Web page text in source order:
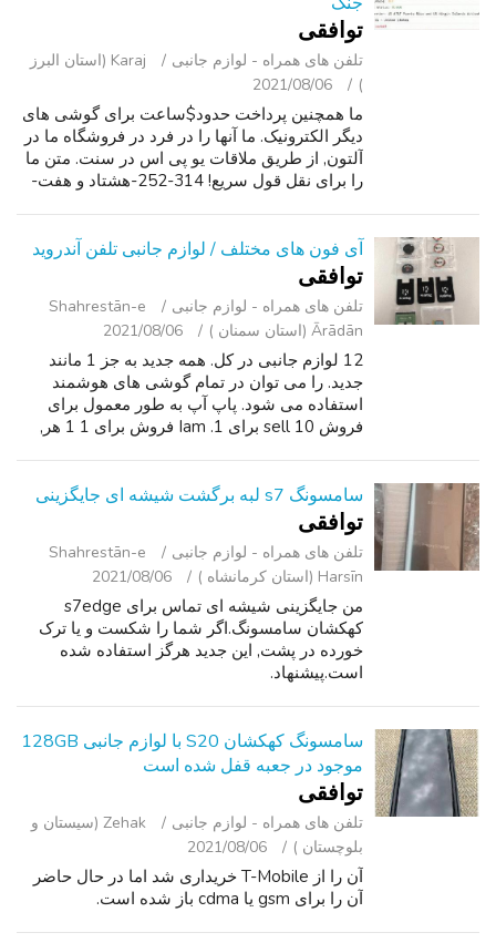
توافقی
تلفن ‌های همراه - لوازم جانبی
Karaj (استان البرز
)
2021/08/06
ما همچنین پرداخت حدود$ساعت برای گوشی های
دیگر الکترونیک. ما آنها را در فرد در فروشگاه ما در
آلتون, از طریق ملاقات یو پی اس در سنت. متن ما
را برای نقل قول سریع! 314-252-هشتاد و هفت-
آی فون های مختلف / لوازم جانبی تلفن آندروید
توافقی
تلفن ‌های همراه - لوازم جانبی
Shahrestān-e
Ārādān (استان سمنان )
2021/08/06
12 لوازم جانبی در کل. همه جدید به جز 1 مانند
جدید. را می توان در تمام گوشی های هوشمند
استفاده می شود. پاپ آپ به طور معمول برای
فروش sell 10 برای 1. Iam فروش برای 1 1 هر,
سامسونگ s7 لبه برگشت شیشه ای جایگزینی
توافقی
تلفن ‌های همراه - لوازم جانبی
Shahrestān-e
Harsīn (استان کرمانشاه )
2021/08/06
من جایگزینی شیشه ای تماس برای s7edge
کهکشان سامسونگ.اگر شما را شکست و یا ترک
خورده در پشت, این جدید هرگز استفاده شده
است.پیشنهاد.
سامسونگ کهکشان S20 با لوازم جانبی 128GB
موجود در جعبه قفل شده است
توافقی
تلفن ‌های همراه - لوازم جانبی
Zehak (سیستان و
بلوچستان )
2021/08/06
آن را از T-Mobile خریداری شد اما در حال حاضر
آن را برای gsm یا cdma باز شده است.